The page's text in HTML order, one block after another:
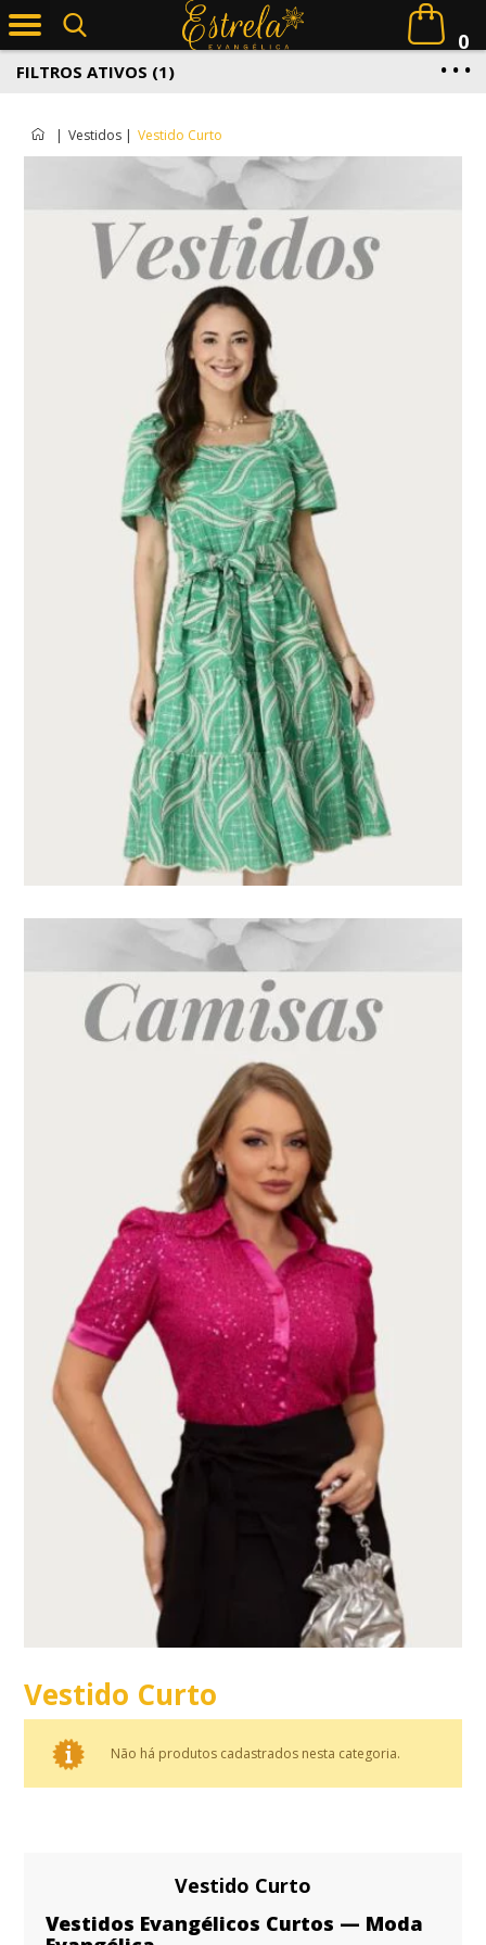
0
| Vestidos | Vestido Curto
FILTROS ATIVOS (1)
Vestido Curto
Não há produtos cadastrados nesta categoria.
Vestido Curto
Vestidos Evangélicos Curtos — Moda